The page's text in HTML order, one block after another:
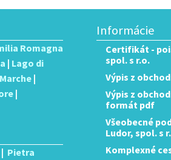
Romagna
| Lago di
Marche |
|
| Pietra
Informácie
Certifikát -
spol. s r.o.
Výpis z
Výpis z
formát pdf
Všeobecné
Ludor, spol. s
Komplexné